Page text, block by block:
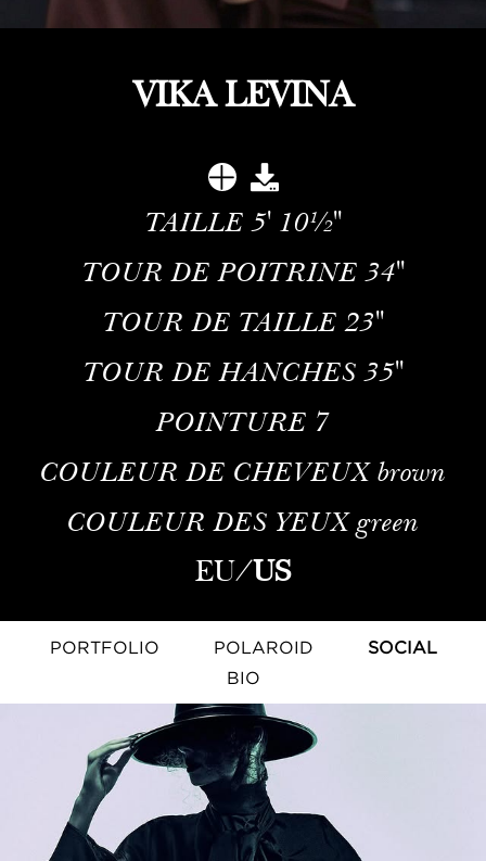
VIKA LEVINA
TAILLE 5' 10½''
TOUR DE POITRINE 34''
TOUR DE TAILLE 23''
TOUR DE HANCHES35''
POINTURE 7
COULEUR DE CHEVEUXbrown
COULEUR DES YEUXgreen
EU/US
PORTFOLIO POLAROID
SOCIAL
BIO